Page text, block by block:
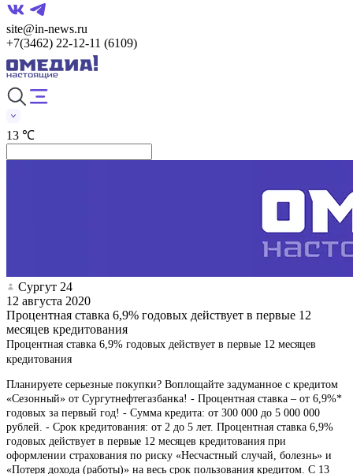
site@in-news.ru
+7(3462) 22-12-11 (6109)
13 ℃
Сургут 24
12 августа 2020
Процентная ставка 6,9% годовых действует в первые 12
месяцев кредитования
Процентная ставка 6,9% годовых действует в первые 12 месяцев
кредитования
Планируете серьезные покупки? Воплощайте задуманное с кредитом
«Сезонный» от Сургутнефтегазбанка! - Процентная ставка – от 6,9%*
годовых за первый год! - Сумма кредита: от 300 000 до 5 000 000
рублей. - Срок кредитования: от 2 до 5 лет. Процентная ставка 6,9%
годовых действует в первые 12 месяцев кредитования при
оформлении страхования по риску «Несчастный случай, болезнь» и
«Потеря дохода (работы)» на весь срок пользования кредитом. С 13